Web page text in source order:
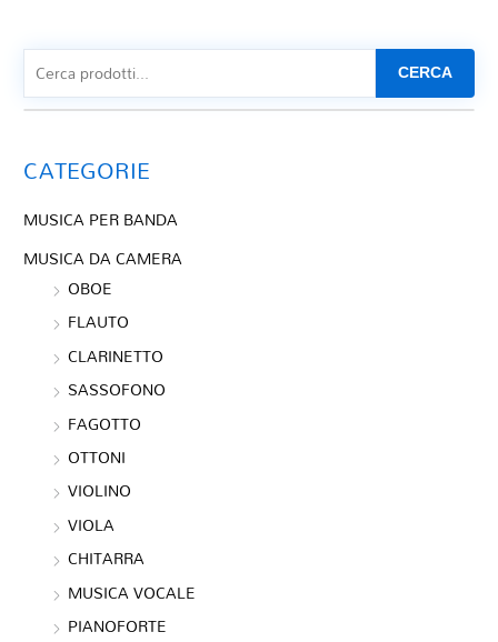
CERCA
CATEGORIE
MUSICA PER BANDA
MUSICA DA CAMERA
OBOE
FLAUTO
CLARINETTO
SASSOFONO
FAGOTTO
OTTONI
VIOLINO
VIOLA
CHITARRA
MUSICA VOCALE
PIANOFORTE